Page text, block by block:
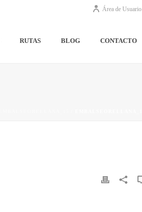
Área de Usuario
RUTAS BLOG CONTACTO